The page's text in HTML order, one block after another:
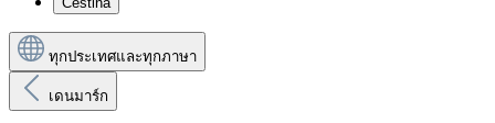
ทุกประเทศและทุกภาษา
เดนมาร์ก